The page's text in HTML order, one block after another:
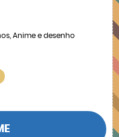
Anime e desenho